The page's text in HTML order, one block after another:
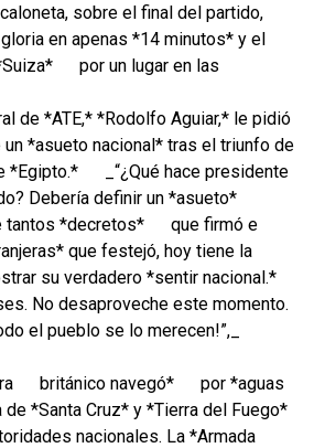
sobre el final del partido,
en apenas *14 minutos* y el
por un lugar en las
de *ATE,* *Rodolfo Aguiar,* le pidió
*asueto nacional* tras el triunfo de
*Egipto.*
_“¿Qué hace presidente
Debería definir un *asueto*
tantos *decretos*
que firmó e
que festejó, hoy tiene la
su verdadero *sentir nacional.*
No desaproveche este momento.
el pueblo se lo merecen!”,_
británico navegó*
por *aguas
de *Santa Cruz* y *Tierra del Fuego*
nacionales. La *Armada